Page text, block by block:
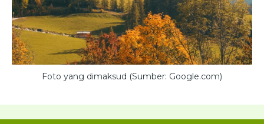
Foto yang dimaksud (Sumber: Google.com)